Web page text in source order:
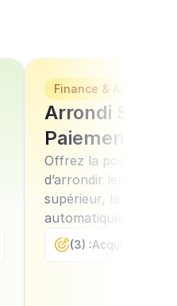
Finance & Assurance
Arrondi
Paiement
Offrez la possibilité
d’arrondir leurs
supérieur, la
automatiquement
association qu’ils
(3) :